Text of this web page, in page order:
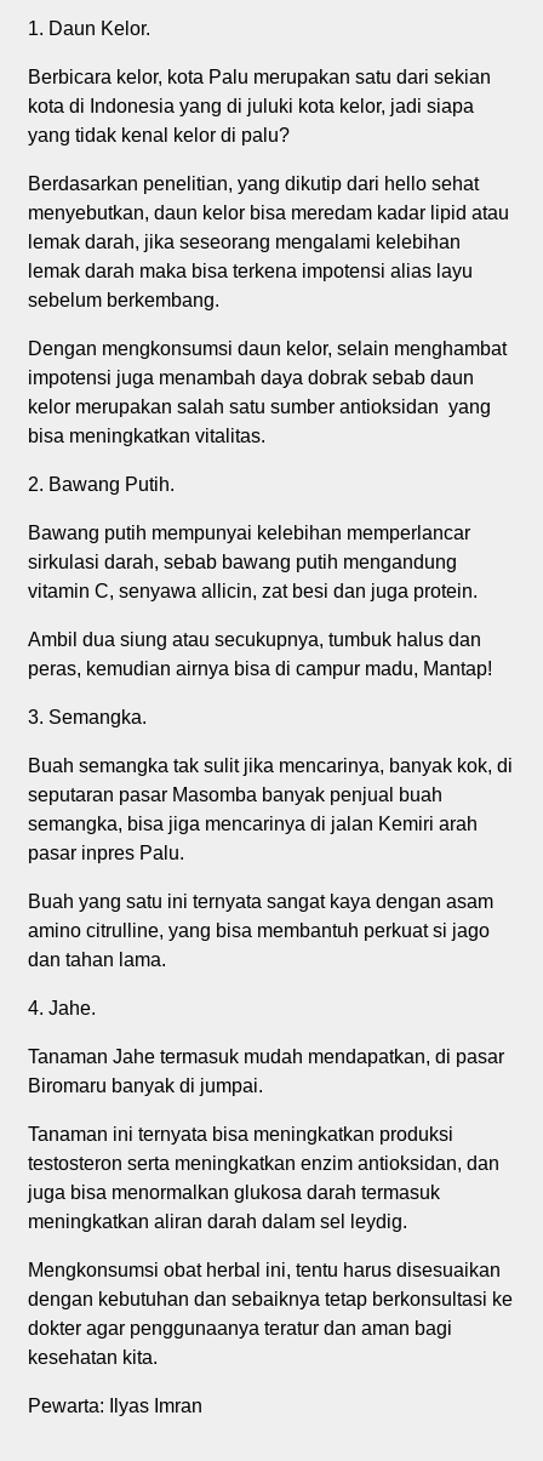
1. Daun Kelor.
Berbicara kelor, kota Palu merupakan satu dari sekian
kota di Indonesia yang di juluki kota kelor, jadi siapa
yang tidak kenal kelor di palu?
Berdasarkan penelitian, yang dikutip dari hello sehat
menyebutkan, daun kelor bisa meredam kadar lipid atau
lemak darah, jika seseorang mengalami kelebihan
lemak darah maka bisa terkena impotensi alias layu
sebelum berkembang.
Dengan mengkonsumsi daun kelor, selain menghambat
impotensi juga menambah daya dobrak sebab daun
kelor merupakan salah satu sumber antioksidan yang
bisa meningkatkan vitalitas.
2. Bawang Putih.
Bawang putih mempunyai kelebihan memperlancar
sirkulasi darah, sebab bawang putih mengandung
vitamin C, senyawa allicin, zat besi dan juga protein.
Ambil dua siung atau secukupnya, tumbuk halus dan
peras, kemudian airnya bisa di campur madu, Mantap!
3. Semangka.
Buah semangka tak sulit jika mencarinya, banyak kok, di
seputaran pasar Masomba banyak penjual buah
semangka, bisa jiga mencarinya di jalan Kemiri arah
pasar inpres Palu.
Buah yang satu ini ternyata sangat kaya dengan asam
amino citrulline, yang bisa membantuh perkuat si jago
dan tahan lama.
4. Jahe.
Tanaman Jahe termasuk mudah mendapatkan, di pasar
Biromaru banyak di jumpai.
Tanaman ini ternyata bisa meningkatkan produksi
testosteron serta meningkatkan enzim antioksidan, dan
juga bisa menormalkan glukosa darah termasuk
meningkatkan aliran darah dalam sel leydig.
Mengkonsumsi obat herbal ini, tentu harus disesuaikan
dengan kebutuhan dan sebaiknya tetap berkonsultasi ke
dokter agar penggunaanya teratur dan aman bagi
kesehatan kita.
Pewarta: Ilyas Imran